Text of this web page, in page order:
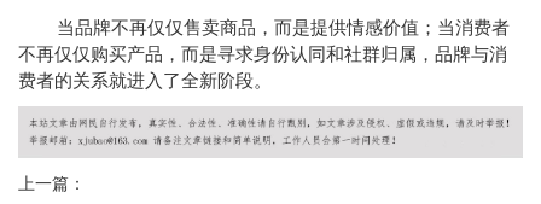
当品牌不再仅仅售卖商品，而是提供情感价值；当消费者
不再仅仅购买产品，而是寻求身份认同和社群归属，品牌与消
费者的关系就进入了全新阶段。
上一篇：